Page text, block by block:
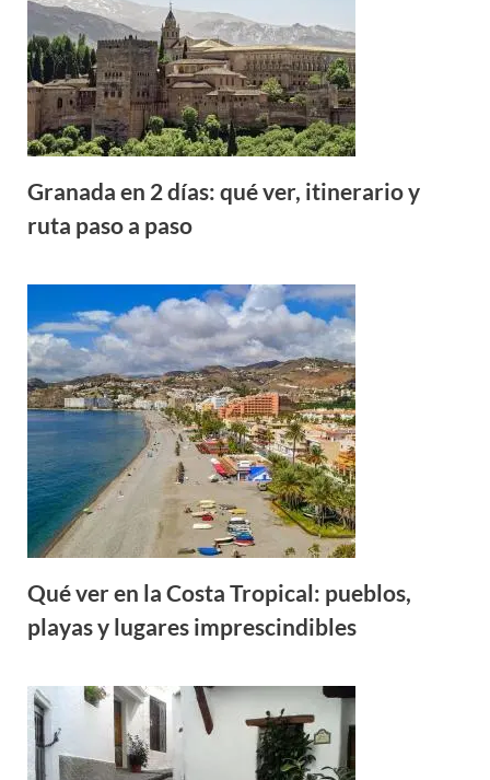
Granada en 2 días: qué ver, itinerario y
ruta paso a paso
Qué ver en la Costa Tropical: pueblos,
playas y lugares imprescindibles